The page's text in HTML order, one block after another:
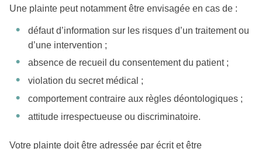
Une plainte peut notamment être envisagée en cas de :
défaut d’information sur les risques d’un traitement ou
d’une intervention ;
absence de recueil du consentement du patient ;
violation du secret médical ;
comportement contraire aux règles déontologiques ;
attitude irrespectueuse ou discriminatoire.
Votre plainte doit être adressée par écrit et être